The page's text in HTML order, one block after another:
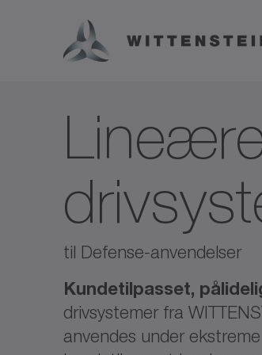
til Defense-anvendelser
Kundetilpasset,
drivsystemer fra
anvendes under